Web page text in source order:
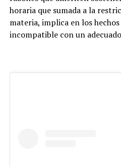
horaria que sumada a la
materia, implica en los
incompatible con un